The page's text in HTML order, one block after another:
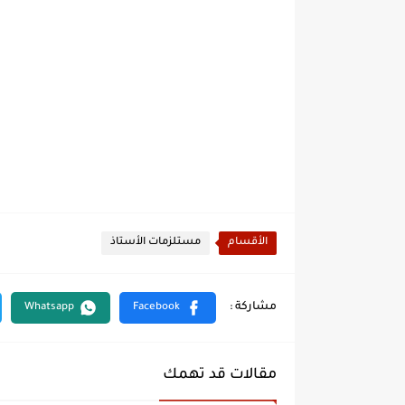
الأقسام مستلزمات الأستاذ
مقالات قد تهمك